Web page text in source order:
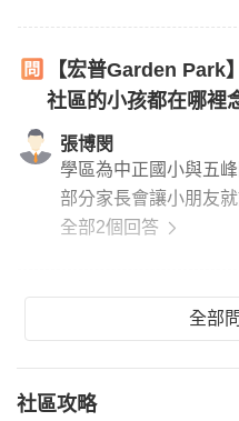
【宏普Garden Park
社區的小孩都在哪裡
張博閔
學區為中正國小與五
部分家長會讓小朋友
全部2個回答
全部
社區攻略